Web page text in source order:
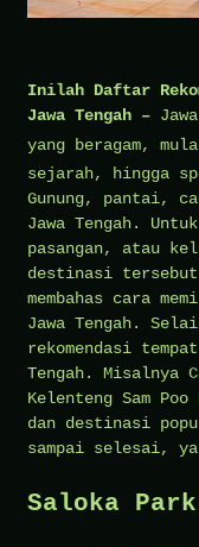
Inilah Daftar
Jawa Tengah –
yang beragam,
sejarah, hingga
Gunung, pantai,
Jawa Tengah.
pasangan, atau
destinasi
membahas cara
Jawa Tengah.
rekomendasi
Tengah. Misalnya
Kelenteng Sam
dan destinasi
sampai selesai,
Saloka Park